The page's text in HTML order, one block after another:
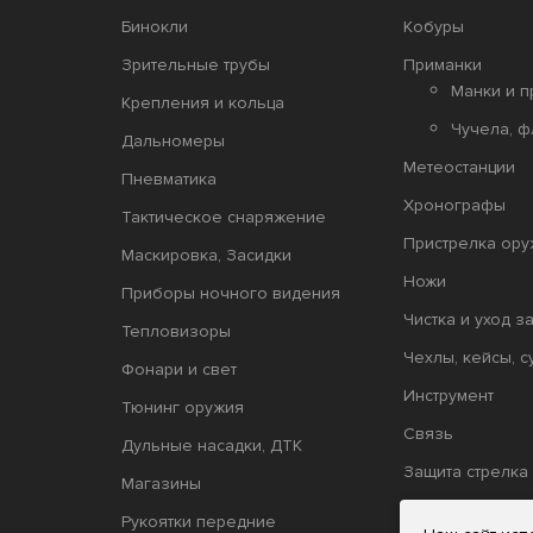
Бинокли
Зрительные трубы
Крепления и кольца
Дальномеры
Пневматика
Тактическое снаряжение
Маскировка, Засидки
Приборы ночного видения
Тепловизоры
Фонари и свет
Тюнинг оружия
Дульные насадки, ДТК
Магазины
Рукоятки передние
Кобуры
Приманки
Манки и
Чучела,
Метеостанции
Хронографы
Пристрелка
Ножи
Чистка и уход
Чехлы, кейсы,
Инструмент
Связь
Защита стрелка